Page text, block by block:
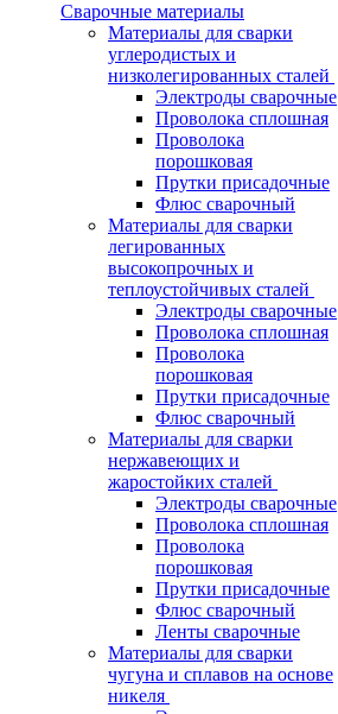
Сварочные материалы
Материалы для сварки
углеродистых и
низколегированных сталей
Электроды сварочные
Проволока сплошная
Проволока
порошковая
Прутки присадочные
Флюс сварочный
Материалы для сварки
легированных
высокопрочных и
теплоустойчивых сталей
Электроды сварочные
Проволока сплошная
Проволока
порошковая
Прутки присадочные
Флюс сварочный
Материалы для сварки
нержавеющих и
жаростойких сталей
Электроды сварочные
Проволока сплошная
Проволока
порошковая
Прутки присадочные
Флюс сварочный
Ленты сварочные
Материалы для сварки
чугуна и сплавов на основе
никеля